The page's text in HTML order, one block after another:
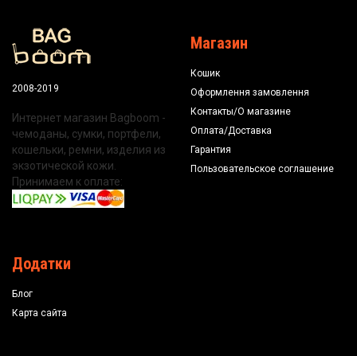
2008-2019
Интернет магазин Bagboom -
чемоданы, сумки, портфели,
кошельки, ремни, изделия из
экзотической кожи.
Принимаем к оплате:
Магазин
Кошик
Оформлення замовлення
Контакты/О магазине
Оплата/Доставка
Гарантия
Пользовательское соглашение
Додатки
Блог
Карта сайта